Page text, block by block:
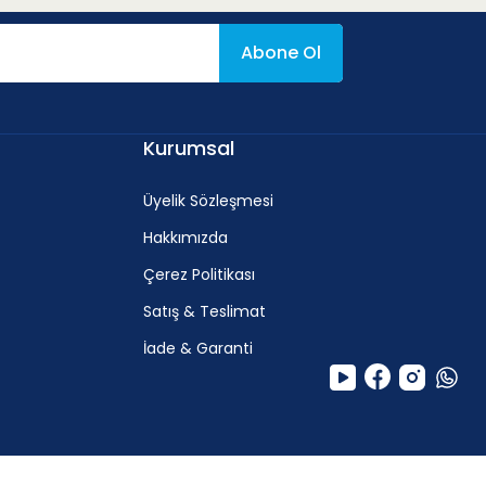
Abone Ol
Kurumsal
Üyelik Sözleşmesi
Hakkımızda
Çerez Politikası
Satış & Teslimat
İade & Garanti